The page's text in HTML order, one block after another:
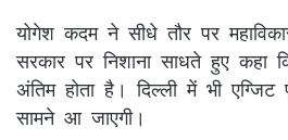
योगेश कदम ने सीधे तौर पर
सरकार पर निशाना साधते हुए कहा
अंतिम होता है। दिल्ली में भी
सामने आ जाएगी।